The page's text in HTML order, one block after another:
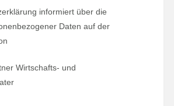
informiert über die
Daten auf der
Wirtschafts- und